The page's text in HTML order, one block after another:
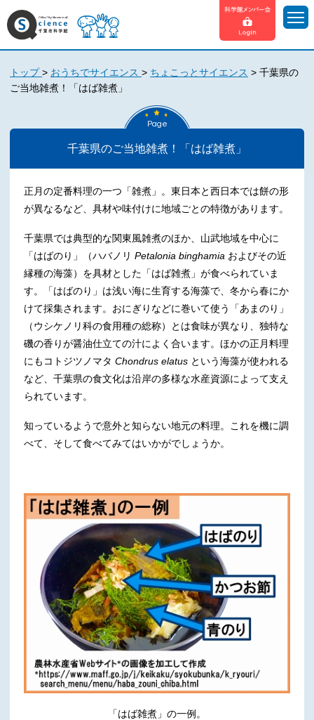
トップ > おうちでサイエンス > ちょこっとサイエンス > 千葉県の
ご当地雑煮！「はば雑煮」
Page
千葉県のご当地雑煮！「はば雑煮」
正月の定番料理の一つ「雑煮」。東日本と西日本では餅の形
が異なるなど、具材や味付けに地域ごとの特徴があります。
千葉県では典型的な関東風雑煮のほか、山武地域を中心に
「はばのり」（ハバノリ Petalonia binghamia およびその近
縁種の海藻）を具材とした「はば雑煮」が食べられていま
す。「はばのり」は浅い海に生育する海藻で、冬から春にか
けて採集されます。おにぎりなどに巻いて使う「あまのり」
（ウシケノリ科の食用種の総称）とは食味が異なり、独特な
磯の香りが醤油仕立ての汁によく合います。ほかの正月料理
にもコトジツノマタ Chondrus elatus という海藻が使われる
など、千葉県の食文化は沿岸の多様な水産資源によって支え
られています。
知っているようで意外と知らない地元の料理。これを機に調
べて、そして食べてみてはいかがでしょうか。
「はば雑煮」の一例。